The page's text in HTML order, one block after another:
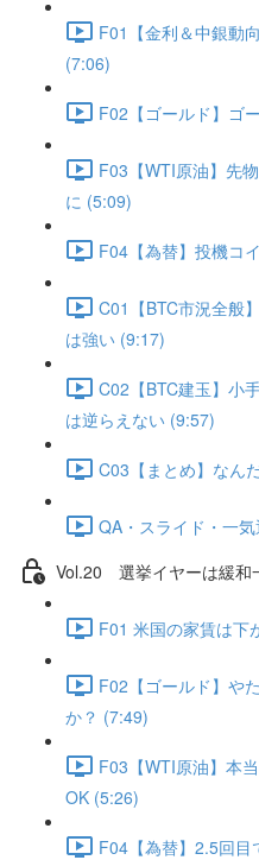
F01【金利＆中銀動
(7:06)
F02【ゴールド】ゴ
F03【WTI原油】先
に (5:09)
F04【為替】投機コ
C01【BTC市況全般
は強い (9:17)
C02【BTC建玉】小
は逆らえない (9:57)
C03【まとめ】なん
QA・スライド・一
Vol.20 選挙イヤーは緩和
F01 米国の家賃は下
F02【ゴールド】や
か？ (7:49)
F03【WTI原油】本
OK (5:26)
F04【為替】2.5回